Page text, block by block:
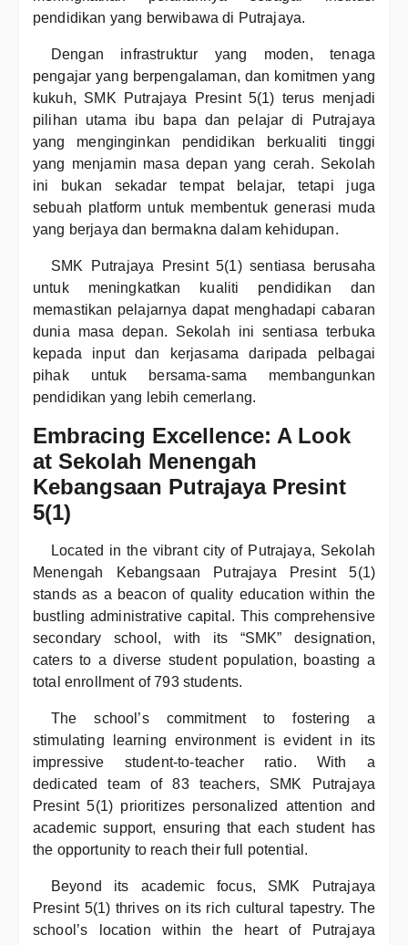
pendidikan yang berwibawa di Putrajaya.
Dengan infrastruktur yang moden, tenaga
pengajar yang berpengalaman, dan komitmen yang
kukuh, SMK Putrajaya Presint 5(1) terus menjadi
pilihan utama ibu bapa dan pelajar di Putrajaya
yang menginginkan pendidikan berkualiti tinggi
yang menjamin masa depan yang cerah. Sekolah
ini bukan sekadar tempat belajar, tetapi juga
sebuah platform untuk membentuk generasi muda
yang berjaya dan bermakna dalam kehidupan.
SMK Putrajaya Presint 5(1) sentiasa berusaha
untuk meningkatkan kualiti pendidikan dan
memastikan pelajarnya dapat menghadapi cabaran
dunia masa depan. Sekolah ini sentiasa terbuka
kepada input dan kerjasama daripada pelbagai
pihak untuk bersama-sama membangunkan
pendidikan yang lebih cemerlang.
Embracing Excellence: A Look
at Sekolah Menengah
Kebangsaan Putrajaya Presint
5(1)
Located in the vibrant city of Putrajaya, Sekolah
Menengah Kebangsaan Putrajaya Presint 5(1)
stands as a beacon of quality education within the
bustling administrative capital. This comprehensive
secondary school, with its “SMK” designation,
caters to a diverse student population, boasting a
total enrollment of 793 students.
The school’s commitment to fostering a
stimulating learning environment is evident in its
impressive student-to-teacher ratio. With a
dedicated team of 83 teachers, SMK Putrajaya
Presint 5(1) prioritizes personalized attention and
academic support, ensuring that each student has
the opportunity to reach their full potential.
Beyond its academic focus, SMK Putrajaya
Presint 5(1) thrives on its rich cultural tapestry. The
school’s location within the heart of Putrajaya